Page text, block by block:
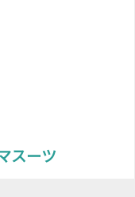
スーツ